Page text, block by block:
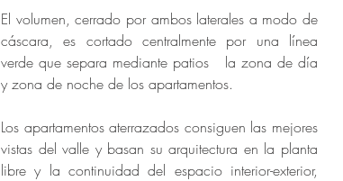
El volumen, cerrado por ambos laterales a modo de
cáscara, es cortado centralmente por una línea
verde que separa mediante patios la zona de día
y zona de noche de los apartamentos.
Los apartamentos aterrazados consiguen las mejores
vistas del valle y basan su arquitectura en la planta
libre y la continuidad del espacio interior-exterior,